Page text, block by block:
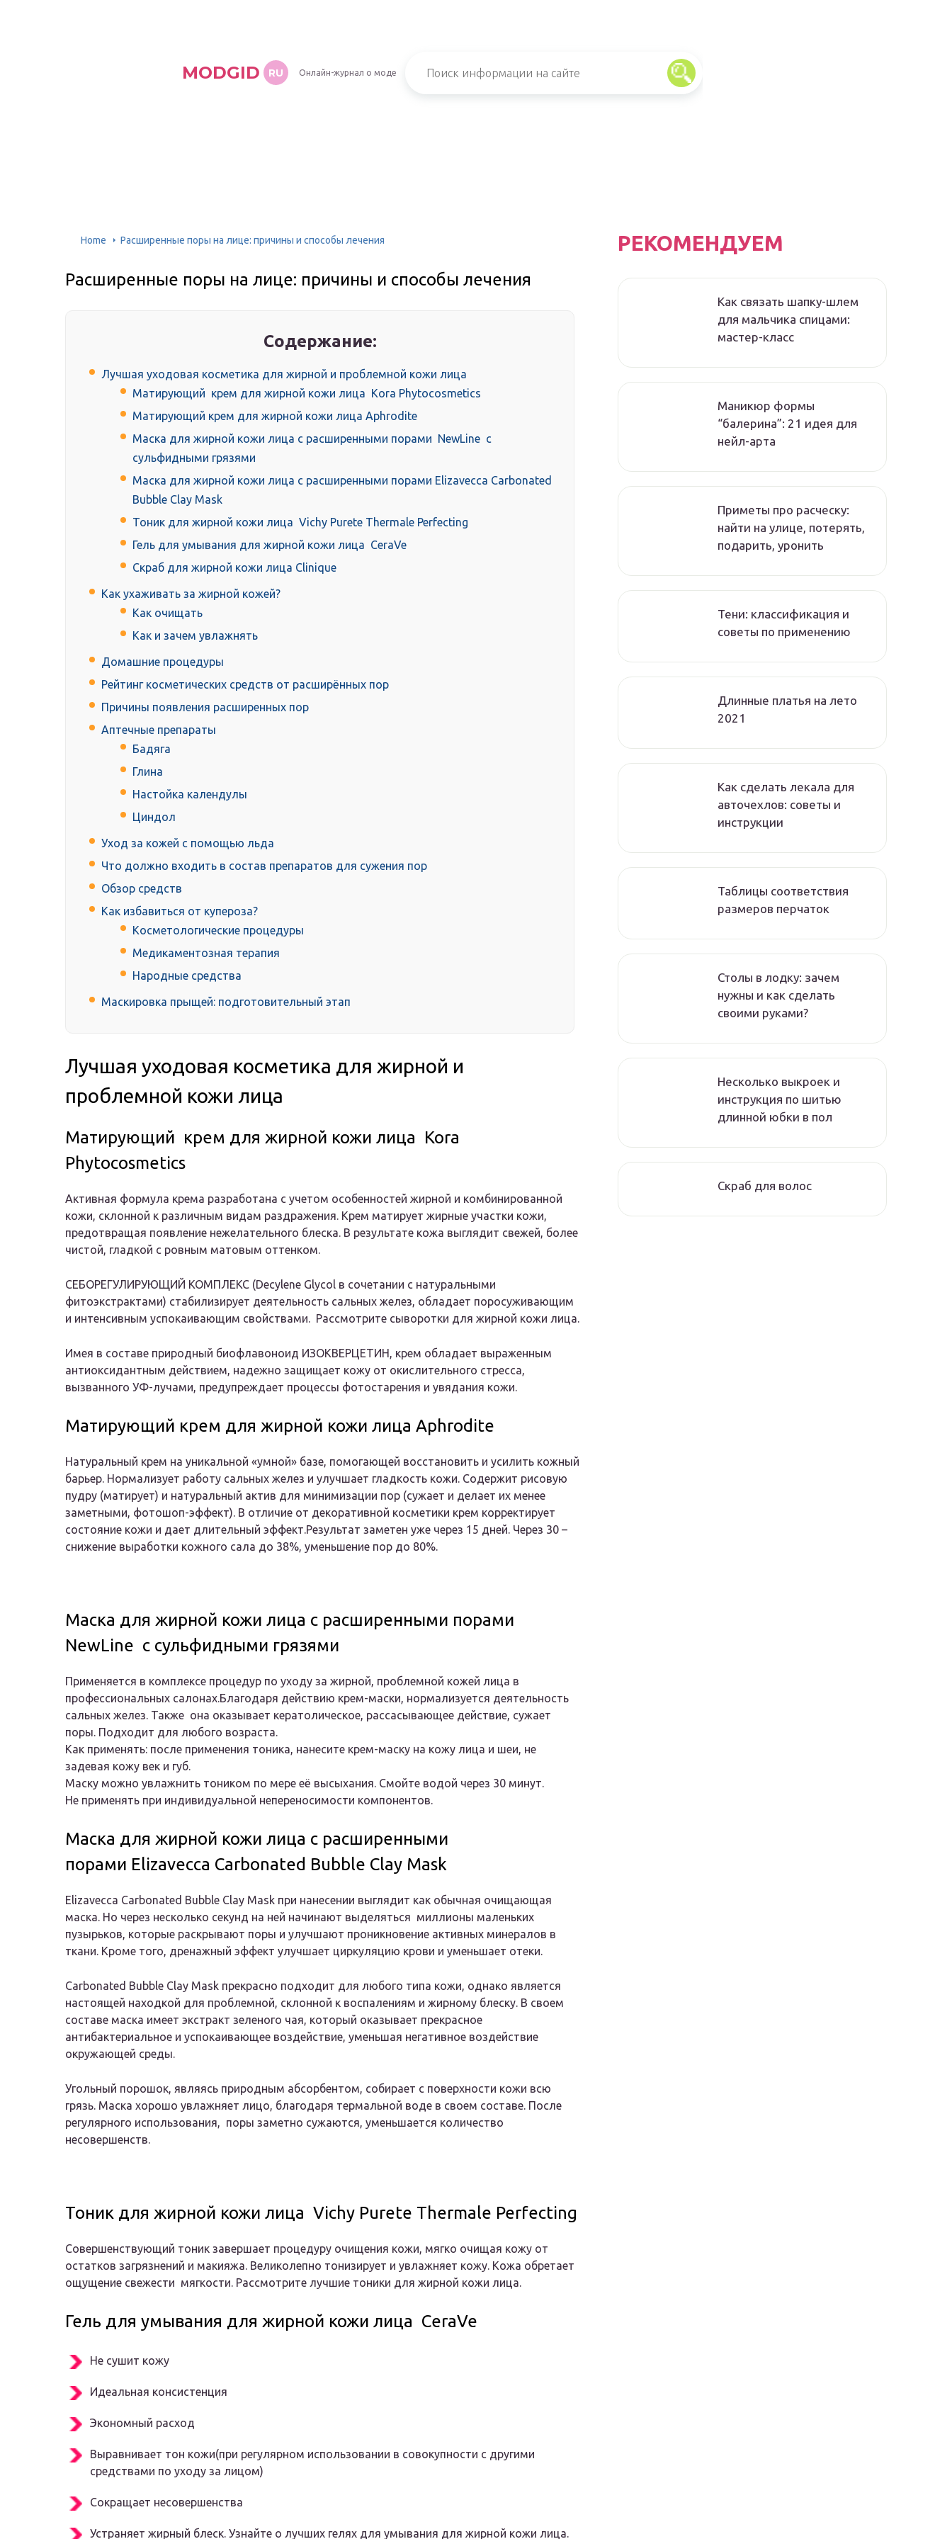
MODGID RU Онлайн-журнал о моде
Home Расширенные поры на лице: причины и способы лечения
Расширенные поры на лице: причины и способы лечения
Содержание:
Лучшая уходовая косметика для жирной и проблемной кожи лица
Матирующий крем для жирной кожи лица Kora Phytocosmetics
Матирующий крем для жирной кожи лица Aphrodite
Маска для жирной кожи лица с расширенными порами NewLine с
сульфидными грязями
Маска для жирной кожи лица с расширенными порами Elizavecca Carbonated
Bubble Clay Mask
Тоник для жирной кожи лица Vichy Purete Thermale Perfecting
Гель для умывания для жирной кожи лица CeraVe
Скраб для жирной кожи лица Clinique
Как ухаживать за жирной кожей?
Как очищать
Как и зачем увлажнять
Домашние процедуры
Рейтинг косметических средств от расширённых пор
Причины появления расширенных пор
Аптечные препараты
Бадяга
Глина
Настойка календулы
Циндол
Уход за кожей с помощью льда
Что должно входить в состав препаратов для сужения пор
Обзор средств
Как избавиться от купероза?
Косметологические процедуры
Медикаментозная терапия
Народные средства
Маскировка прыщей: подготовительный этап
Лучшая уходовая косметика для жирной и
проблемной кожи лица
Матирующий крем для жирной кожи лица Kora
Phytocosmetics
Активная формула крема разработана с учетом особенностей жирной и комбинированной
кожи, склонной к различным видам раздражения. Крем матирует жирные участки кожи,
предотвращая появление нежелательного блеска. В результате кожа выглядит свежей, более
чистой, гладкой с ровным матовым оттенком.
СЕБОРЕГУЛИРУЮЩИЙ КОМПЛЕКС (Decylene Glycol в сочетании с натуральными
фитоэкстрактами) стабилизирует деятельность сальных желез, обладает поросуживающим
и интенсивным успокаивающим свойствами. Рассмотрите сыворотки для жирной кожи лица.
Имея в составе природный биофлавоноид ИЗОКВЕРЦЕТИН, крем обладает выраженным
антиоксидантным действием, надежно защищает кожу от окислительного стресса,
вызванного УФ-лучами, предупреждает процессы фотостарения и увядания кожи.
Матирующий крем для жирной кожи лица Aphrodite
Натуральный крем на уникальной «умной» базе, помогающей восстановить и усилить кожный
барьер. Нормализует работу сальных желез и улучшает гладкость кожи. Содержит рисовую
пудру (матирует) и натуральный актив для минимизации пор (сужает и делает их менее
заметными, фотошоп-эффект). В отличие от декоративной косметики крем корректирует
состояние кожи и дает длительный эффект.Результат заметен уже через 15 дней. Через 30 –
снижение выработки кожного сала до 38%, уменьшение пор до 80%.
Маска для жирной кожи лица с расширенными порами
NewLine с сульфидными грязями
Применяется в комплексе процедур по уходу за жирной, проблемной кожей лица в
профессиональных салонах.Благодаря действию крем-маски, нормализуется деятельность
сальных желез. Также она оказывает кератолическое, рассасывающее действие, сужает
поры. Подходит для любого возраста.
Как применять: после применения тоника, нанесите крем-маску на кожу лица и шеи, не
задевая кожу век и губ.
Маску можно увлажнить тоником по мере её высыхания. Смойте водой через 30 минут.
Не применять при индивидуальной непереносимости компонентов.
Маска для жирной кожи лица с расширенными
порами Elizavecca Carbonated Bubble Clay Mask
Elizavecca Carbonated Bubble Clay Mask при нанесении выглядит как обычная очищающая
маска. Но через несколько секунд на ней начинают выделяться миллионы маленьких
пузырьков, которые раскрывают поры и улучшают проникновение активных минералов в
ткани. Кроме того, дренажный эффект улучшает циркуляцию крови и уменьшает отеки.
Carbonated Bubble Clay Mask прекрасно подходит для любого типа кожи, однако является
настоящей находкой для проблемной, склонной к воспалениям и жирному блеску. В своем
составе маска имеет экстракт зеленого чая, который оказывает прекрасное
антибактериальное и успокаивающее воздействие, уменьшая негативное воздействие
окружающей среды.
Угольный порошок, являясь природным абсорбентом, собирает с поверхности кожи всю
грязь. Маска хорошо увлажняет лицо, благодаря термальной воде в своем составе. После
регулярного использования, поры заметно сужаются, уменьшается количество
несовершенств.
Тоник для жирной кожи лица Vichy Purete Thermale Perfecting
Совершенствующий тоник завершает процедуру очищения кожи, мягко очищая кожу от
остатков загрязнений и макияжа. Великолепно тонизирует и увлажняет кожу. Кожа обретает
ощущение свежести мягкости. Рассмотрите лучшие тоники для жирной кожи лица.
Гель для умывания для жирной кожи лица CeraVe
Не сушит кожу
Идеальная консистенция
Экономный расход
Выравнивает тон кожи(при регулярном использовании в совокупности с другими
средствами по уходу за лицом)
Сокращает несовершенства
Устраняет жирный блеск. Узнайте о лучших гелях для умывания для жирной кожи лица.
РЕКОМЕНДУЕМ
Как связать шапку-шлем
для мальчика спицами:
мастер-класс
Маникюр формы
“балерина”: 21 идея для
нейл-арта
Приметы про расческу:
найти на улице, потерять,
подарить, уронить
Тени: классификация и
советы по применению
Длинные платья на лето
2021
Как сделать лекала для
авточехлов: советы и
инструкции
Таблицы соответствия
размеров перчаток
Столы в лодку: зачем
нужны и как сделать
своими руками?
Несколько выкроек и
инструкция по шитью
длинной юбки в пол
Скраб для волос